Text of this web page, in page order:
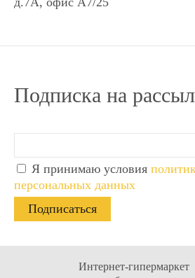
принимаю их
новинка
CTV-M4704AHD
монитор
принимаю их
новинка
CTV-M4704AHD
монитор
Подписка на
Я принимаю условия
персональных данных
Интернет-гипермаркет